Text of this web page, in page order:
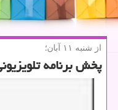
از شنبه ۱۱ آبان؛
پخش برنامه